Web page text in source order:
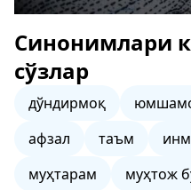
Синонимлари
сўзлар
дўндирмоқ
афзал
таъм
муҳтарам
муҳтож